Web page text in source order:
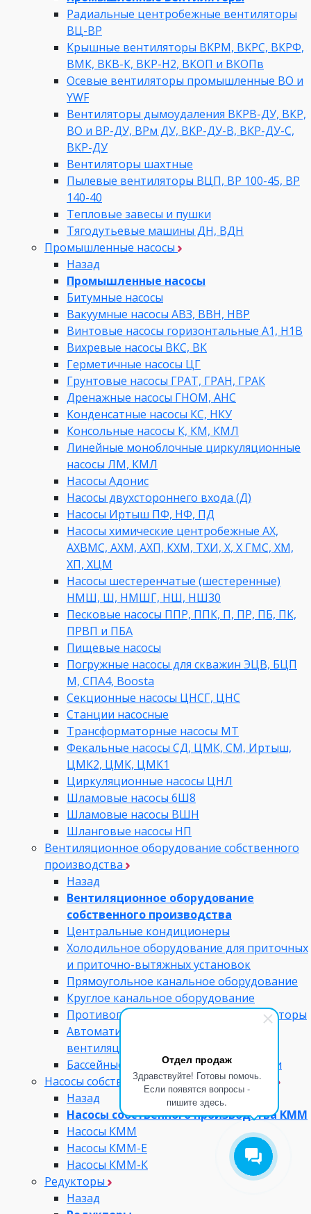
Отдел продаж
Здравствуйте! Готовы помочь.
Если появятся вопросы -
пишите здесь.
Радиальные центробежные вентиляторы
ВЦ-ВР
Крышные вентиляторы ВКРМ, ВКРС, ВКРФ,
ВМК, ВКВ-К, ВКР-Н2, ВКОП и ВКОПв
Осевые вентиляторы промышленные ВО и
YWF
Вентиляторы дымоудаления ВКРВ-ДУ, ВКР,
ВО и ВР-ДУ, ВРм ДУ, ВКР-ДУ-В, ВКР-ДУ-С,
ВКР-ДУ
Вентиляторы шахтные
Пылевые вентиляторы ВЦП, ВР 100-45, ВР
140-40
Тепловые завесы и пушки
Тягодутьевые машины ДН, ВДН
Промышленные насосы
Назад
Промышленные насосы
Битумные насосы
Вакуумные насосы АВЗ, ВВН, НВР
Винтовые насосы горизонтальные А1, Н1В
Вихревые насосы ВКС, ВК
Герметичные насосы ЦГ
Грунтовые насосы ГРАТ, ГРАН, ГРАК
Дренажные насосы ГНОМ, АНС
Конденсатные насосы КС, НКУ
Консольные насосы К, КМ, КМЛ
Линейные моноблочные циркуляционные
насосы ЛМ, КМЛ
Насосы Адонис
Насосы двухстороннего входа (Д)
Насосы Иртыш ПФ, НФ, ПД
Насосы химические центробежные АХ,
АХВМС, АХМ, АХП, КХМ, ТХИ, Х, Х ГМС, ХМ,
ХП, ХЦМ
Насосы шестеренчатые (шестеренные)
НМШ, Ш, НМШГ, НШ, НШ30
Песковые насосы ППР, ППК, П, ПР, ПБ, ПК,
ПРВП и ПБА
Пищевые насосы
Погружные насосы для скважин ЭЦВ, БЦП
М, СПА4, Boosta
Секционные насосы ЦНСГ, ЦНС
Станции насосные
Трансформаторные насосы МТ
Фекальные насосы СД, ЦМК, СМ, Иртыш,
ЦМК2, ЦМК, ЦМК1
Циркуляционные насосы ЦНЛ
Шламовые насосы 6Ш8
Шламовые насосы ВШН
Шланговые насосы НП
Вентиляционное оборудование собственного
производства
Назад
Вентиляционное оборудование
собственного производства
Центральные кондиционеры
Холодильное оборудование для приточных
и приточно-вытяжных установок
Прямоугольное канальное оборудование
Круглое канальное оборудование
Противопожарные клапана и вентиляторы
Автоматика и диспетчеризация
вентиляционного оборудования
Бассейные вентиляционные установки
Насосы собственного производства KMM
Назад
Насосы собственного производства KMM
Насосы КММ
Насосы КММ-Е
Насосы КММ-К
Редукторы
Назад